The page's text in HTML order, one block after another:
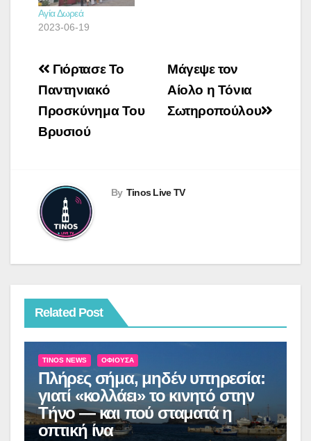
Αγία Δωρεά
2023-06-19
Πλοήγηση
άρθρων
Μάγεψε τον
Αίολο η Τόνια
Σωτηροπούλου
Γιόρτασε Το
Παντηνιακό
Προσκύνημα Του
Βρυσιού
By Tinos Live TV
Related Post
TINOS NEWS ΟΦΙΟΎΣΑ
Πλήρες σήμα, μηδέν υπηρεσία:
γιατί «κολλάει» το κινητό στην
Τήνο — και πού σταματά η
οπτική ίνα